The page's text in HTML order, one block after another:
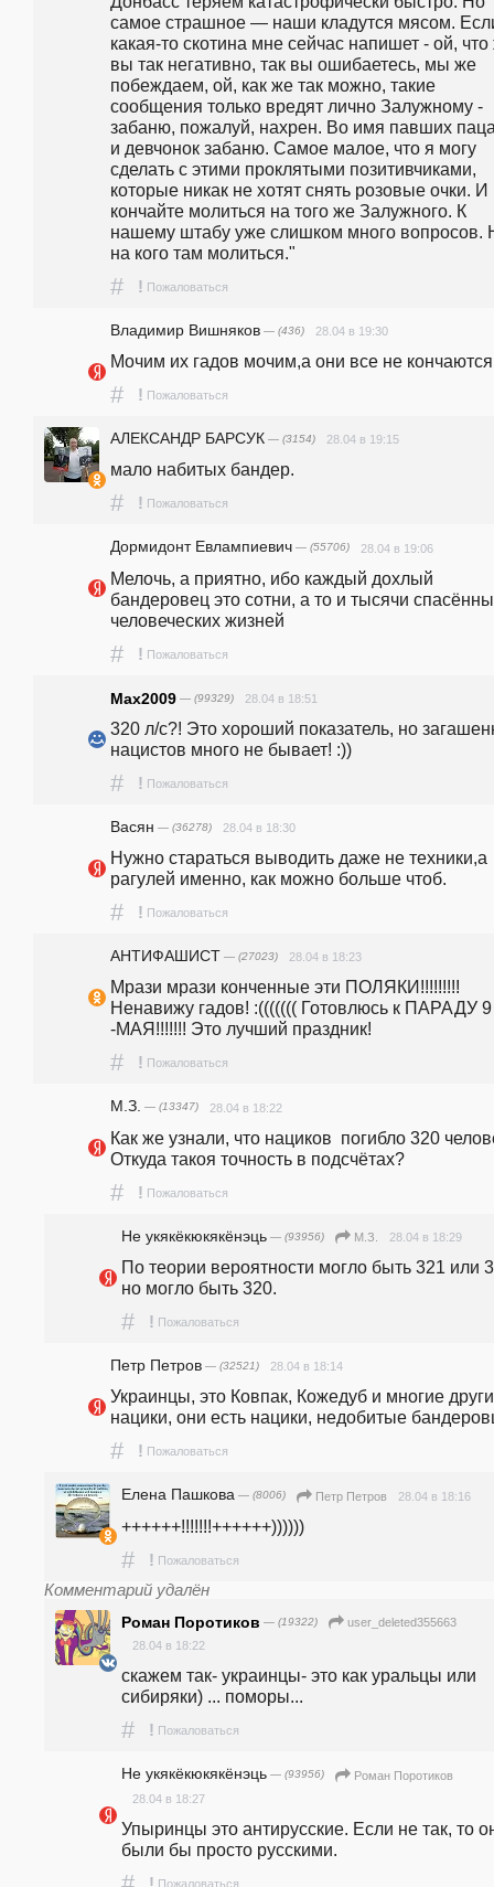
самое страшное — наши кладутся мясом.
какая-то скотина мне сейчас напишет - ой,
вы так негативно, так вы ошибаетесь, мы же
побеждаем, ой, как же так можно, такие
сообщения только вредят лично Залужному -
забаню, пожалуй, нахрен. Во имя павших
и девчонок забаню. Самое малое, что я могу
сделать с этими проклятыми позитивчиками,
которые никак не хотят снять розовые очки. И
кончайте молиться на того же Залужного. К
нашему штабу уже слишком много вопросов.
на кого там молиться."
# ! Пожаловаться
Владимир Вишняков — (436) 28.04 в 19:30
Мочим их гадов мочим,а они все не
# ! Пожаловаться
АЛЕКСАНДР БАРСУК — (3154) 28.04 в 19:15
мало набитых бандер.
# ! Пожаловаться
Дормидонт Евлампиевич — (55706) 28.04 в 19:06
Мелочь, а приятно, ибо каждый дохлый
бандеровец это сотни, а то и тысячи
человеческих жизней
# ! Пожаловаться
Max2009 — (99329) 28.04 в 18:51
320 л/с?! Это хороший показатель, но
нацистов много не бывает! :))
# ! Пожаловаться
Васян — (36278) 28.04 в 18:30
Нужно стараться выводить даже не техники,а
рагулей именно, как можно больше чтоб.
# ! Пожаловаться
АНТИФАШИСТ — (27023) 28.04 в 18:23
Мрази мрази конченные эти ПОЛЯКИ!!!!!!!!!
Ненавижу гадов! :((((((( Готовлюсь к ПАРАДУ 9
-МАЯ!!!!!!! Это лучший праздник!
# ! Пожаловаться
М.З. — (13347) 28.04 в 18:22
Как же узнали, что нациков  погибло 320
Откуда такоя точность в подсчётах?
# ! Пожаловаться
Не укякёкюкякёнэць — (93956) М.З. 28.04 в 18:29
По теории вероятности могло быть 321 или
но могло быть 320.
# ! Пожаловаться
Петр Петров — (32521) 28.04 в 18:14
Украинцы, это Ковпак, Кожедуб и многие
нацики, они есть нацики, недобитые
# ! Пожаловаться
Елена Пашкова — (8006) Петр Петров 28.04 в 18:16
++++++!!!!!!!++++++))))))
# ! Пожаловаться
Комментарий удалён
Роман Поротиков — (19322)
user_deleted355663
28.04 в 18:22
скажем так- украинцы- это как уральцы или
сибиряки) ... поморы...
# ! Пожаловаться
Не укякёкюкякёнэць — (93956)
Роман Поротиков
28.04 в 18:27
Упыринцы это антирусские. Если не так, то
были бы просто русскими.
Пожаловаться